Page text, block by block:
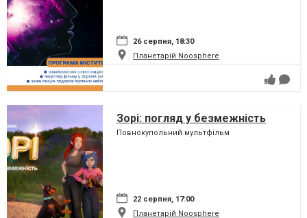
26 серпня, 18:30
Планетарій Noosphere
Зорі: погляд у безмежність
Повнокупольний мультфільм
22 серпня, 17:00
Планетарій Noosphere